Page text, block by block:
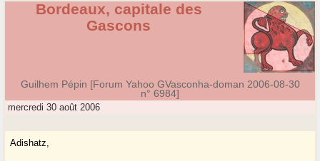
Bordeaux, capitale des
Gascons
Guilhem Pépin [Forum Yahoo GVasconha-doman 2006-08-30
n° 6984]
mercredi 30 août 2006
Adishatz,